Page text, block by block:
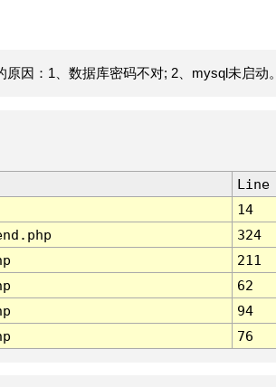
因：1、数据库密码不对; 2、mysql未启动。
Line
14
324
211
62
94
76